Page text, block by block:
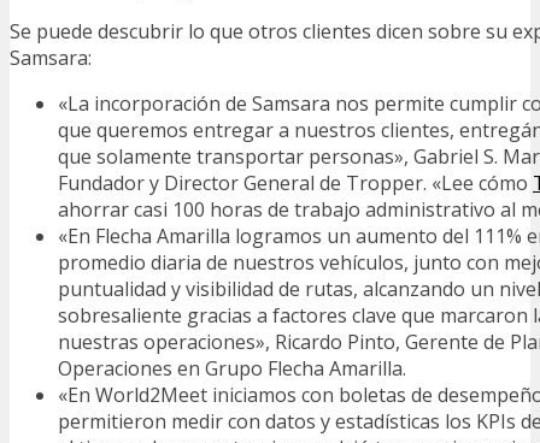
Se puede descubrir lo que otros clientes dicen sobre su
Samsara:
«La incorporación de Samsara nos permite cumplir
que queremos entregar a nuestros clientes,
que solamente transportar personas», Gabriel S.
Fundador y Director General de Tropper. «Lee cómo
ahorrar casi 100 horas de trabajo administrativo al
«En Flecha Amarilla logramos un aumento del 111%
promedio diaria de nuestros vehículos, junto con
puntualidad y visibilidad de rutas, alcanzando un
sobresaliente gracias a factores clave que marcaron
nuestras operaciones», Ricardo Pinto, Gerente de
Operaciones en Grupo Flecha Amarilla.
«En World2Meet iniciamos con boletas de
permitieron medir con datos y estadísticas los KPIs